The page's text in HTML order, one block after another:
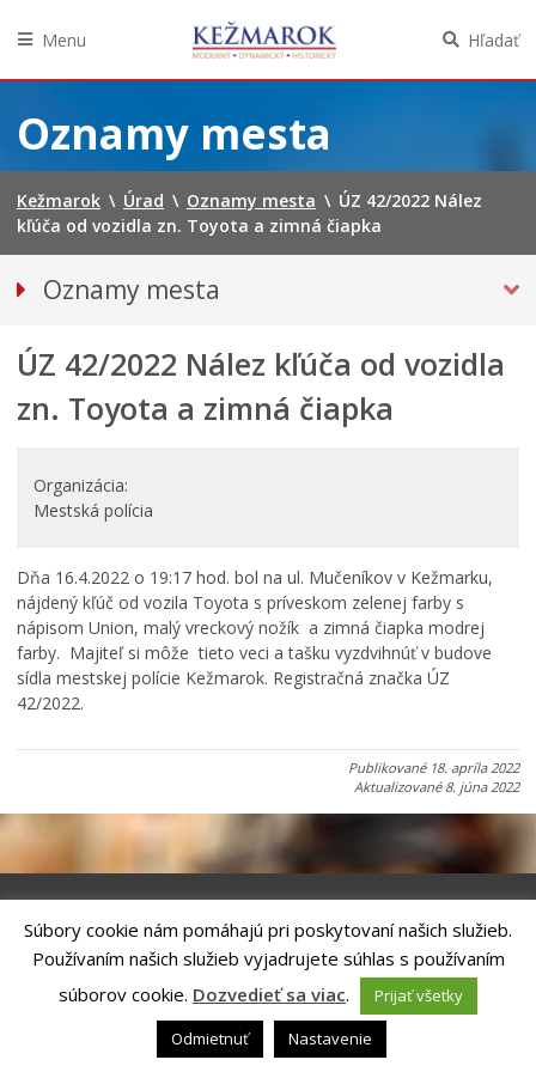
obsah
Menu Hľadať
Oznamy mesta
Kežmarok \ Úrad \ Oznamy mesta \ ÚZ 42/2022 Nález
kľúča od vozidla zn. Toyota a zimná čiapka
Oznamy mesta
BEZPEČNOSŤ
STRATY A NÁLEZY
Doprava, údržba komunikácií
Kultúra, šport a propagácia
Rodina, život, bývanie
Školstvo
Stavby, prenájmy a pozemky
Zamestnanie v samospráve
ÚZ 42/2022 Nález kľúča od vozidla
zn. Toyota a zimná čiapka
Organizácia
Mestská polícia
Dňa 16.4.2022 o 19:17 hod. bol na ul. Mučeníkov v Kežmarku,
nájdený kľúč od vozila Toyota s príveskom zelenej farby s
nápisom Union, malý vreckový nožík a zimná čiapka modrej
farby. Majiteľ si môže tieto veci a tašku vyzdvihnúť v budove
sídla mestskej polície Kežmarok. Registračná značka ÚZ
42/2022.
Publikované 18. apríla 2022
Aktualizované 8. júna 2022
Riešenie ANTIK SMART CITY
| Technický prevádzkovateľ – MVI
Technology, s.r.o.
Správca webového sídla: Mesto Kežmarok, Hlavné námestie, 060 01
Kežmarok, tel.: +421524660111
podatelna@kezmarok.sk,|Vyhlásenie o prístupnosti
Ochrana osobných údajov
Súbory cookie nám pomáhajú pri poskytovaní našich služieb.
Používaním našich služieb vyjadrujete súhlas s používaním
súborov cookie. Dozvedieť sa viac.
Prijať všetky
Odmietnuť
Nastavenie